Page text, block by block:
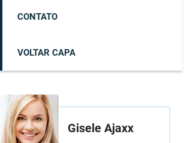
CONTATO
VOLTAR CAPA
Gisele Ajaxx